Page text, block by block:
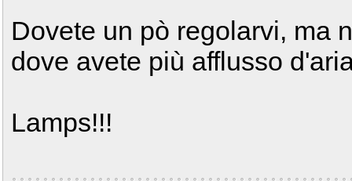
Dovete un pò regolarvi, ma
dove avete più afflusso
Lamps!!!